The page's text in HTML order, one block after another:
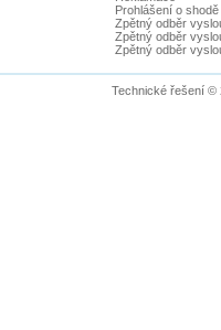
Prohlášení o shodě
Zpětný odběr
Zpětný odběr
Zpětný odběr
Technické řešení ©